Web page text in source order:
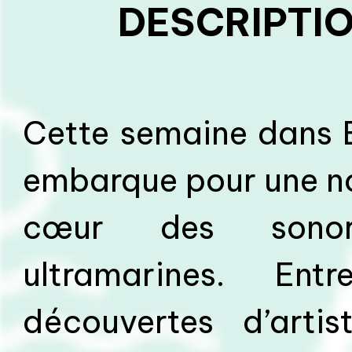
Cette semaine dans
embarque pour une
cœur des
ultramarines.
découvertes